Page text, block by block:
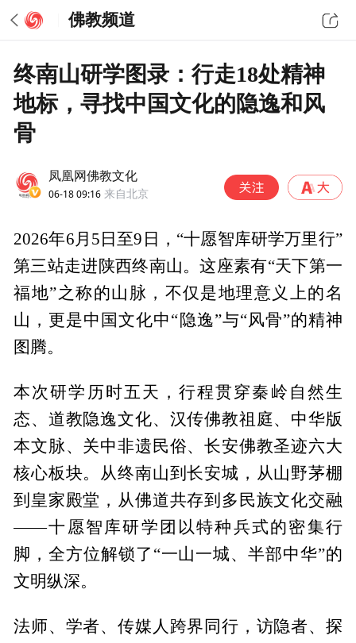
佛教频道
终南山研学图录：行走18处精神
地标，寻找中国文化的隐逸和风
骨
凤凰网佛教文化
06-18 09:16 来自北京
2026年6月5日至9日，“十愿智库研学万里行”
第三站走进陕西终南山。这座素有“天下第一
福地”之称的山脉，不仅是地理意义上的名
山，更是中国文化中“隐逸”与“风骨”的精神
图腾。
本次研学历时五天，行程贯穿秦岭自然生
态、道教隐逸文化、汉传佛教祖庭、中华版
本文脉、关中非遗民俗、长安佛教圣迹六大
核心板块。从终南山到长安城，从山野茅棚
到皇家殿堂，从佛道共存到多民族文化交融
——十愿智库研学团以特种兵式的密集行
脚，全方位解锁了“一山一城、半部中华”的
文明纵深。
法师、学者、传媒人跨界同行，访隐者、探